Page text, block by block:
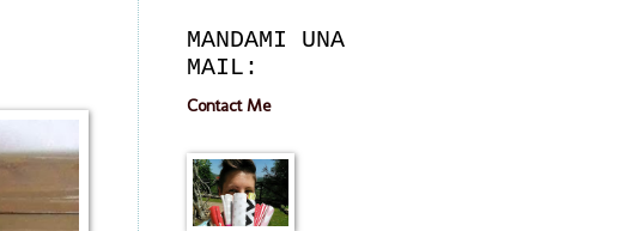
MANDAMI UNA
MAIL:
Contact Me